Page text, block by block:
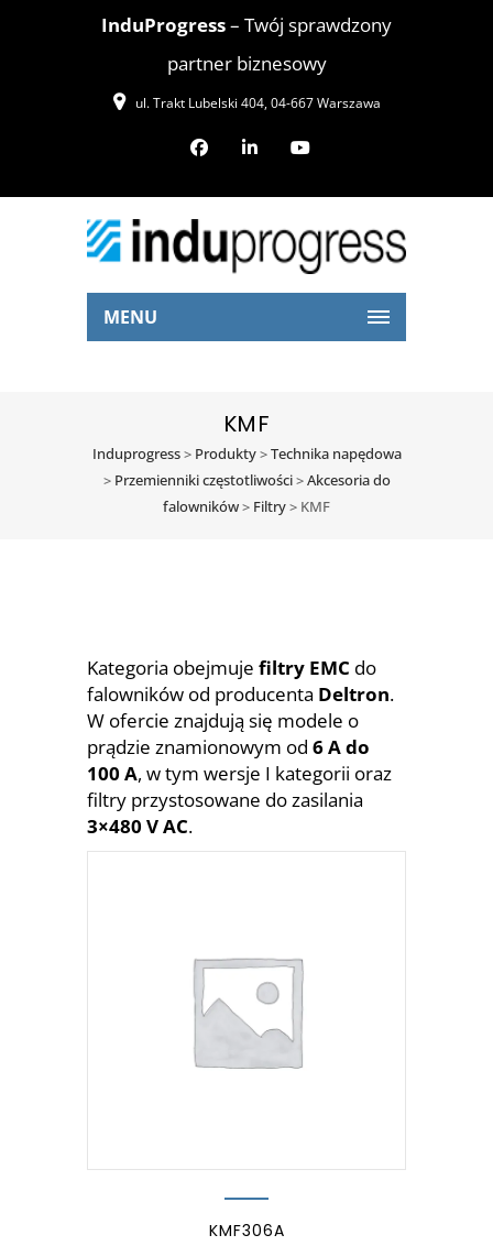
InduProgress– Twój sprawdzony
partner biznesowy
ul. Trakt Lubelski 404, 04-667 Warszawa
MENU
KMF
Induprogress> Produkty>Technika napędowa
> Przemienniki częstotliwości>Akcesoria do
falowników> Filtry> KMF
Kategoria obejmuje filtry EMC do
falowników od producenta Deltron.
W ofercie znajdują się modele o
prądzie znamionowym od 6 A do
100 A, w tym wersje I kategorii oraz
filtry przystosowane do zasilania
3×480 V AC.
KMF306A